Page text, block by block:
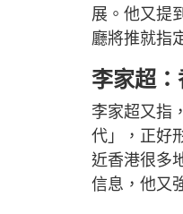
展。他又提
廳將推就指
李家超
李家超又指
代」，正好
近香港很多
信息，他又